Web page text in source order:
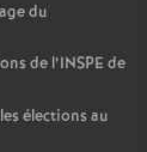
du
de l’INSPE de
élections au